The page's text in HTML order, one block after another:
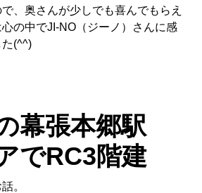
、奥さんが少しでも喜んでもらえ
の中でJI-NO（ジーノ）さんに感
(^^)
幕張本郷駅
でRC3階建
。